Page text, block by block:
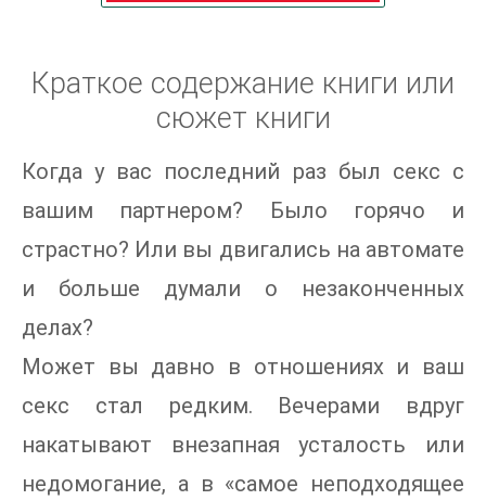
Краткое содержание книги или
сюжет книги
Когда у вас последний раз был секс с
вашим партнером? Было горячо и
страстно? Или вы двигались на автомате
и больше думали о незаконченных
делах?
Может вы давно в отношениях и ваш
секс стал редким. Вечерами вдруг
накатывают внезапная усталость или
недомогание, а в «самое неподходящее